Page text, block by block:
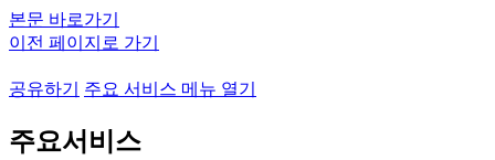
본문 바로가기
이전 페이지로 가기
공유하기 주요 서비스 메뉴 열기
주요서비스